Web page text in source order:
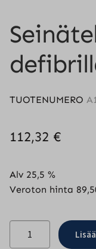
TUOTENUMERO
112,32 €
Alv 25,5 %
Veroton hinta
Seinäteline
defibrillaattorille